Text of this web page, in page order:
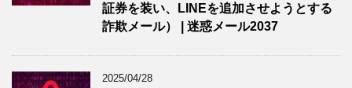
証券を装い、LINEを追加させようとする
詐欺メール） | 迷惑メール2037
2025/04/28